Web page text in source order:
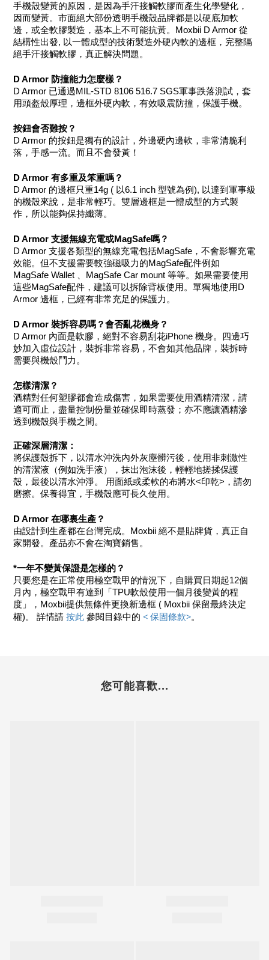
手機殼變黃的原因，是因為手汗接觸軟膠而產生化學變化，
因而變黃。市面絕大部份透明手機殼品牌都是以硬底加軟
邊，或全軟膠製造，基本上不可能抗黃。Moxbii D Armor 從
結構性出發, 以一體成型的技術製造外硬內軟的邊框，完整隔
絕手汗接觸軟膠，真正解決問題。
D Armor 防撞能力怎麼樣？
D Armor 已通過​MIL-STD 8106 516.7 SGS軍事跌落測試，套
用頭盔殼厚理，邊框外硬內軟，有效吸震防撞，保護手機。
按鈕會否難按？
D Armor 的按鈕是獨有的設計，外邊硬內邊軟，非常清脆利
落，手感一流。而且不會發黃！
D Armor 有多重及笨重嗎？
D Armor 的邊框只重14g ( 以6.1 inch 型號為例), 以達到軍事級
的機殼來說，是非常輕巧。雙層邊框是一體成型的方式製
作，所以能夠保持纖薄。
D Armor 支援無線充電或MagSafe嗎？
D Armor 支援各類型的無線充電包括MagSafe，不會影響充電
效能。但不支援需要較強磁吸力的MagSafe配件例如
MagSafe Wallet 、MagSafe Car mount 等等。如果需要使用
這些MagSafe配件，建議可以拆除背板使用。單獨地使用D
Armor 邊框，已經有非常充足的保護力。
D Armor 裝拆容易嗎？會否亂花機身？
D Armor 內面是軟膠，絕對不容易刮花iPhone 機身。四邊巧
妙加入虛位設計，裝拆非常容易，不會如其他品牌，裝拆時
需要與機殼鬥力。
怎樣清潔？
酒精對任何塑膠都會造成傷害，如果需要使用酒精清潔，請
適可而止，盡量控制份量並確保即時蒸發；亦不應讓酒精滲
透到機殼與手機之間。
正確深層清潔：
將保護殼拆下，以清水沖洗內外灰塵髒污後，使用非刺激性
的清潔液（例如洗手液），抹出泡沫後，輕輕地搓揉保護
殼，最後以清水沖淨。 用面紙或柔軟的布將水<印乾>，請勿
磨擦。保養得宜，手機殼應可長久使用。
D Armor 在哪裏生產？
由設計到生產都在台灣完成。Moxbii 絕不是貼牌貨，真正自
家開發。產品亦不會在淘寶銷售。
*一年不變黃保證是怎樣的？
只要您是在正常使用極空戰甲的情況下，自購買日期起12個
月內，極空戰甲有達到「TPU軟殼使用一個月後變黃的程
度」，Moxbii提供無條件更換新邊框 ( Moxbii 保留最終決定
權)。 詳情請 按此 參閱目錄中的 < 保固條款>。
您可能喜歡...